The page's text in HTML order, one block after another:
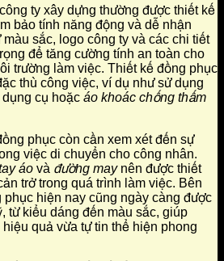
ty xây dựng thường được thiết kế
bảo tính năng động và dễ nhận
sắc, logo công ty và các chi tiết
để tăng cường tính an toàn cho
trường làm việc. Thiết kế đồng phục
thù công việc, ví dụ như sử dụng
cụ hoặc áo khoác chống thấm
phục còn cần xem xét đến sự
việc di chuyển cho công nhân.
áo và đường maynên được thiết
trở trong quá trình làm việc. Bên
phục hiện nay cũng ngày càng được
từ kiểu dáng đến màu sắc, giúp
quả vừa tự tin thể hiện phong